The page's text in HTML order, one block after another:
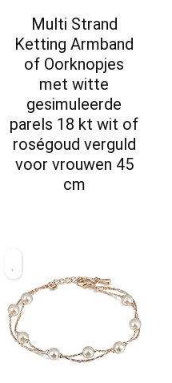
Multi Strand
Ketting Armband
of Oorknopjes
met witte
gesimuleerde
parels 18 kt wit of
roségoud verguld
voor vrouwen 45
cm